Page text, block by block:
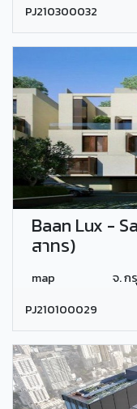
PJ210300032
Baan Lux -
สาทร)
map
จ. ก
PJ210100029